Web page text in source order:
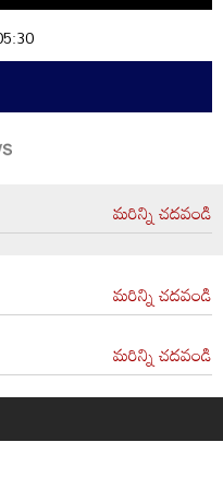
మరిన్ని చదవండి
మరిన్ని చదవండి
మరిన్ని చదవండి